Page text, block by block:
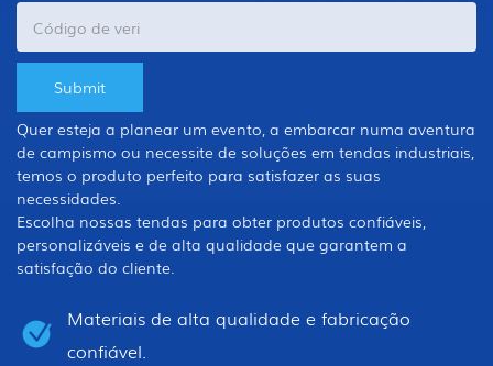
Quer esteja a planear um evento, a embarcar numa aventura
de campismo ou necessite de soluções em tendas industriais,
temos o produto perfeito para satisfazer as suas
necessidades.
Escolha nossas tendas para obter produtos confiáveis,
personalizáveis ​​e de alta qualidade que garantem a
satisfação do cliente.
Materiais de alta qualidade e fabricação
confiável.